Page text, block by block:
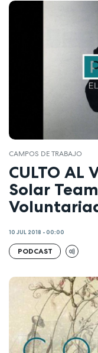
CAMPOS DE TRABAJO
CULTO AL
Solar
10 JUL 2018 - 00:00
PODCAST